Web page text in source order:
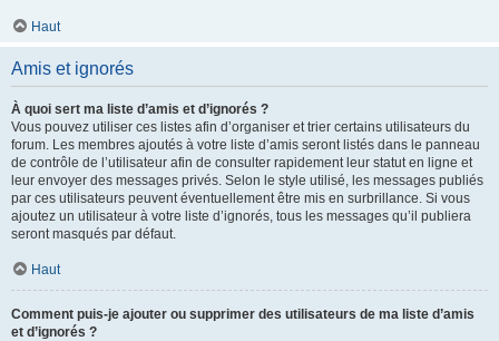
Haut
Amis et ignorés
À quoi sert ma liste d’amis et d’ignorés ?
Vous pouvez utiliser ces listes afin d’organiser et trier certains utilisateurs du
forum. Les membres ajoutés à votre liste d’amis seront listés dans le panneau
de contrôle de l’utilisateur afin de consulter rapidement leur statut en ligne et
leur envoyer des messages privés. Selon le style utilisé, les messages publiés
par ces utilisateurs peuvent éventuellement être mis en surbrillance. Si vous
ajoutez un utilisateur à votre liste d’ignorés, tous les messages qu’il publiera
seront masqués par défaut.
Haut
Comment puis-je ajouter ou supprimer des utilisateurs de ma liste d’amis
et d’ignorés ?